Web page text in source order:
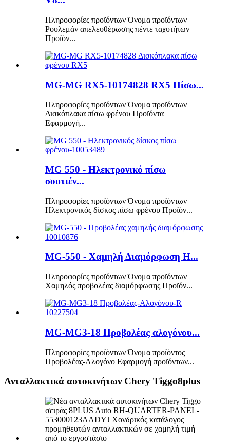
Πληροφορίες προϊόντων Όνομα προϊόντων
Ρουλεμάν απελευθέρωσης πέντε ταχυτήτων
Προϊόν...
MG-MG RX5-10174828 RX5 Πίσω...
Πληροφορίες προϊόντων Όνομα προϊόντων
Δισκόπλακα πίσω φρένου Προϊόντα
Εφαρμογή...
MG 550 - Ηλεκτρονικό πίσω
σουτιέν...
Πληροφορίες προϊόντων Όνομα προϊόντων
Ηλεκτρονικός δίσκος πίσω φρένου Προϊόν...
MG-550 - Χαμηλή Διαμόρφωση H...
Πληροφορίες προϊόντων Όνομα προϊόντων
Χαμηλός προβολέας διαμόρφωσης Προϊόν...
MG-MG3-18 Προβολέας αλογόνου...
Πληροφορίες προϊόντων Όνομα προϊόντος
Προβολέας-Αλογόνο Εφαρμογή προϊόντων...
Ανταλλακτικά αυτοκινήτων Chery Tiggo8plus